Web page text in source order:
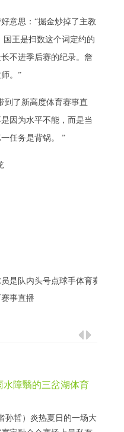
意思：“掘金炒掉了主教
王是扫数这个词定约的
不进季后赛的纪录。詹
。”
到了新高度体育赛事直
因为水平不能，而是当
任务是背锅。 ​​​”
是队内头号点球手体育赛事直
事直播
障翳的三岔湖体育
哲）炎热夏日的一场大